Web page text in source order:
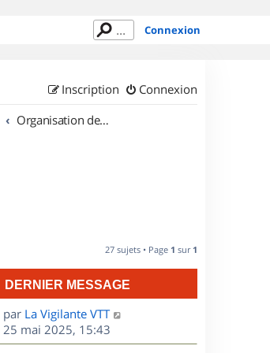
Connexion
Connexion
Inscription
Organisation de sorties en région Lorraine
27 sujets • Page 1 sur 1
DERNIER MESSAGE
D
e
r
par La Vigilante VTT
25 mai 2025, 15:43